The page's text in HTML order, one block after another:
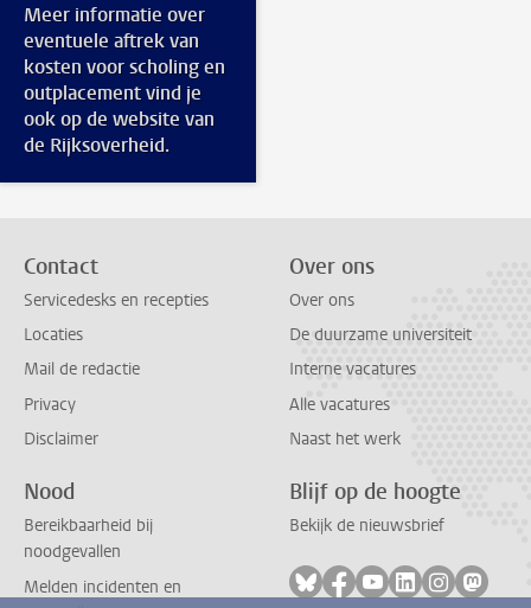
Meer informatie over
eventuele aftrek van
kosten voor scholing en
outplacement vind je
ook op de website van
de Rijksoverheid.
Contact
Servicedesks en recepties
Locaties
Mail de redactie
Privacy
Disclaimer
Over ons
Over ons
De duurzame universiteit
Interne vacatures
Alle vacatures
Naast het werk
Nood
Bereikbaarheid bij
noodgevallen
Melden incidenten en
Blijf op de hoogte
Bekijk de nieuwsbrief
Volg ons op bluesky
Volg ons op facebook
Volg ons op
Volg ons op
Volg ons
Volg